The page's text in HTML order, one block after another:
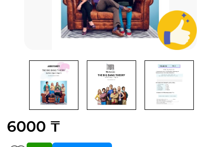
6000 ₸